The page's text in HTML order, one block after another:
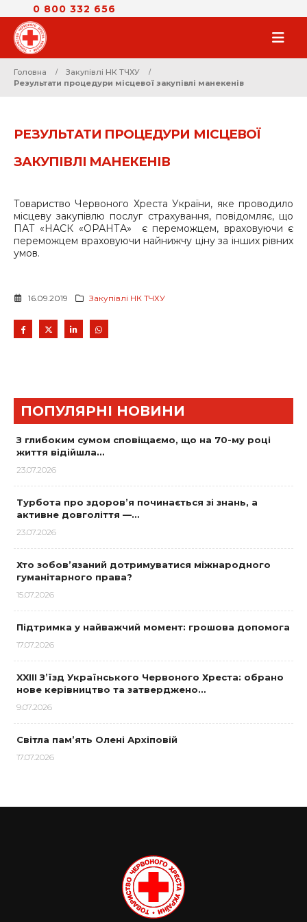
0 800 332 656
Головна
Закупівлі НК ТЧХУ
Результати процедури місцевої закупівлі манекенів
РЕЗУЛЬТАТИ ПРОЦЕДУРИ МІСЦЕВОЇ
ЗАКУПІВЛІ МАНЕКЕНІВ
Товариство Червоного Хреста України, яке проводило
місцеву закупівлю послуг страхування, повідомляє, що
ПАТ «НАСК «ОРАНТА» є переможцем, враховуючи є
переможцем враховуючи найнижчу ціну за інших рівних
умов.
16.09.2019 Закупівлі НК ТЧХУ
ПОПУЛЯРНІ НОВИНИ
З глибоким сумом сповіщаємо, що на 70-му році
життя відійшла…
23.07.2026
Турбота про здоров’я починається зі знань, а
активне довголіття —…
23.07.2026
Хто зобов’язаний дотримуватися міжнародного
гуманітарного права?
15.07.2026
Підтримка у найважчий момент: грошова допомога
17.07.2026
XXIII З’їзд Українського Червоного Хреста: обрано
нове керівництво та затверджено…
9.07.2026
Світла пам’ять Олені Архіповій
17.07.2026